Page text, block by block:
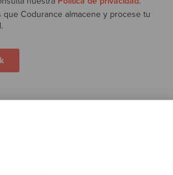
que Codurance almacene y procese tu